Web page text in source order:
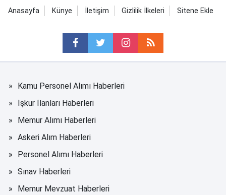
Anasayfa Künye İletişim Gizlilik İlkeleri Sitene Ekle
Kamu Personel Alımı Haberleri
İşkur İlanları Haberleri
Memur Alımı Haberleri
Askeri Alım Haberleri
Personel Alımı Haberleri
Sınav Haberleri
Memur Mevzuat Haberleri